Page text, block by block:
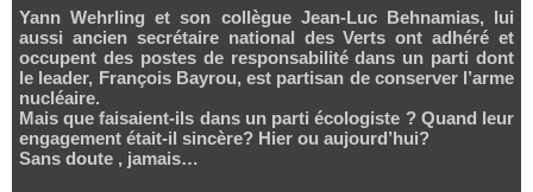
Yann Wehrling et son collègue Jean-Luc Behnamias, lui
aussi ancien secrétaire national des Verts ont adhéré et
occupent des postes de responsabilité dans un parti dont
le leader, François Bayrou, est partisan de conserver l’arme
nucléaire.
Mais que faisaient-ils dans un parti écologiste ? Quand leur
engagement était-il sincère? Hier ou aujourd’hui?
Sans doute , jamais…